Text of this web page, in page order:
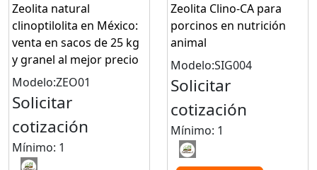
Zeolita natural
clinoptilolita en México:
venta en sacos de 25 kg
y granel al mejor precio
Modelo:ZEO01
Solicitar
cotización
Mínimo: 1
Zeolita Clino-CA para
porcinos en nutrición
animal
Modelo:SIG004
Solicitar
cotización
Mínimo: 1